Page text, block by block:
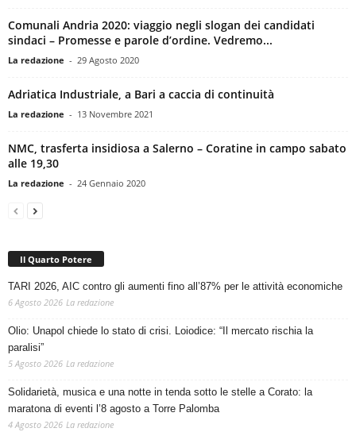
Comunali Andria 2020: viaggio negli slogan dei candidati
sindaci – Promesse e parole d’ordine. Vedremo...
La redazione - 29 Agosto 2020
Adriatica Industriale, a Bari a caccia di continuità
La redazione - 13 Novembre 2021
NMC, trasferta insidiosa a Salerno – Coratine in campo sabato
alle 19,30
La redazione - 24 Gennaio 2020
Il Quarto Potere
TARI 2026, AIC contro gli aumenti fino all’87% per le attività economiche
6 Agosto 2026 La redazione
Olio: Unapol chiede lo stato di crisi. Loiodice: “Il mercato rischia la
paralisi”
5 Agosto 2026 La redazione
Solidarietà, musica e una notte in tenda sotto le stelle a Corato: la
maratona di eventi l’8 agosto a Torre Palomba
4 Agosto 2026 La redazione